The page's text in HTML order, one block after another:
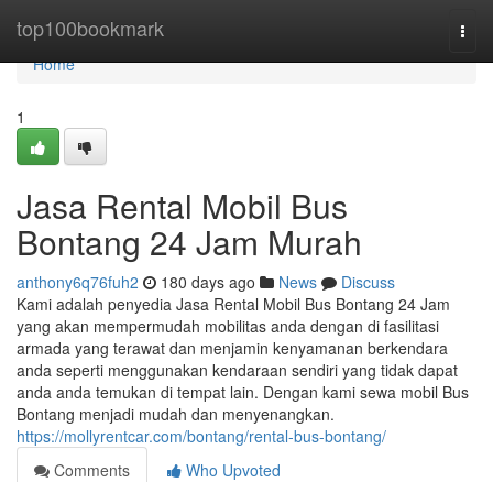
top100bookmark
Home
Home
1
Jasa Rental Mobil Bus
Bontang 24 Jam Murah
anthony6q76fuh2 180 days ago News
Discuss
Kami adalah penyedia Jasa Rental Mobil Bus Bontang 24 Jam
yang akan mempermudah mobilitas anda dengan di fasilitasi
armada yang terawat dan menjamin kenyamanan berkendara
anda seperti menggunakan kendaraan sendiri yang tidak dapat
anda anda temukan di tempat lain. Dengan kami sewa mobil Bus
Bontang menjadi mudah dan menyenangkan.
https://mollyrentcar.com/bontang/rental-bus-bontang/
Comments
Who Upvoted